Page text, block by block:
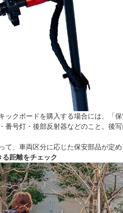
ックボードを購入する場合には、「
番号灯・後部反射器などのこと。後
て、車両区分に応じた保安部品が定
距離をチェック